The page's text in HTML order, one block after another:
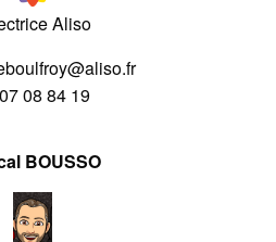
Aliso
08 84 19
BOUSSO